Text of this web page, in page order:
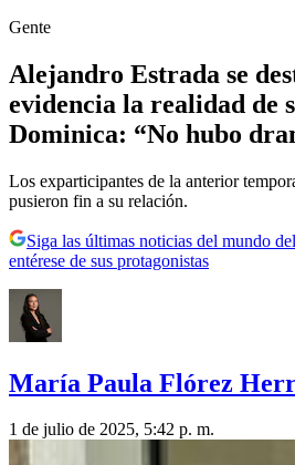
Gente
Alejandro Estrada se
evidencia la realidad de
Dominica: “No hubo
Los exparticipantes de la anterior
pusieron fin a su relación.
Siga las últimas noticias del mundo
entérese de sus protagonistas
María Paula Flórez
1 de julio de 2025, 5:42 p. m.